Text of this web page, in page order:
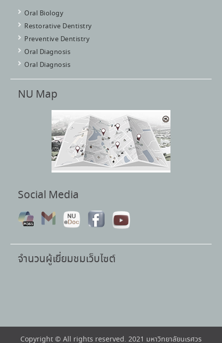
Oral Biology
Restorative Dentistry
Preventive Dentistry
Oral Diagnosis
Oral Diagnosis
NU Map
Social Media
จำนวนผู้เยี่ยมชมเว็บไซต์
Copyright © All rights reserved. 2021 มหาวิทยาลัยนเรศวร